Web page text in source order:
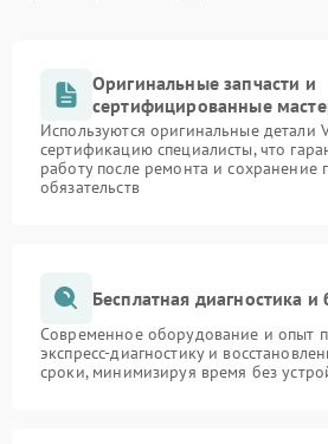
Оригинальные запчасти и
сертифицированные
Используются оригинальные
сертификацию специалисты, что
работу после ремонта и сохранение
обязательств
Бесплатная диагностика
Современное оборудование и опыт
экспресс-диагностику и
сроки, минимизируя время без